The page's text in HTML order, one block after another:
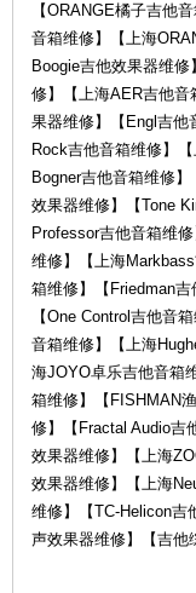
【ORANGE橘子吉他
音箱维修】【上海
Boogie吉他效果器维
修】【上海AER吉他
果器维修】【Engl吉他
Rock吉他音箱维修】
Bogner吉他音箱维修
效果器维修】【Tone
Professor吉他音箱维
维修】【上海
箱维修】【Friedman
【One Control吉他音
音箱维修】【上海
海JOYO卓乐吉他音箱
箱维修】【FISHMAN
修】【Fractal Audio吉
效果器维修】【上海
效果器维修】【上海
维修】【TC-Helicon吉
声效果器维修】【吉他